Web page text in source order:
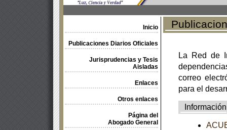
Inicio
Publicaciones Diarios Oficiales
Jurisprudencias y Tesis
Aisladas
Enlaces
Otros enlaces
Página del
Abogado General
La Red de
correo
para el
Información